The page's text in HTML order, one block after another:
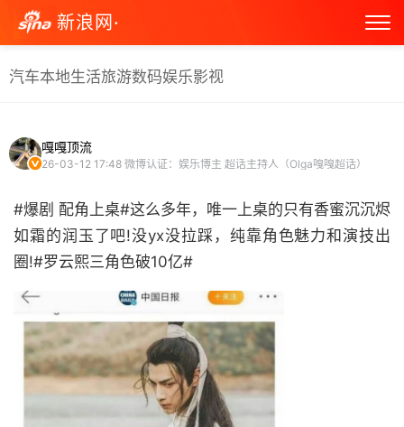
新浪网·
汽车本地生活旅游数码娱乐影视
嘎嘎顶流
26-03-12 17:48 微博认证：娱乐博主 超话主持人（Olga嘎嘎超话）
#爆剧 配角上桌#这么多年，唯一上桌的只有香蜜沉沉烬
如霜的润玉了吧!没yx没拉踩，纯靠角色魅力和演技出
圈!#罗云熙三角色破10亿# ​